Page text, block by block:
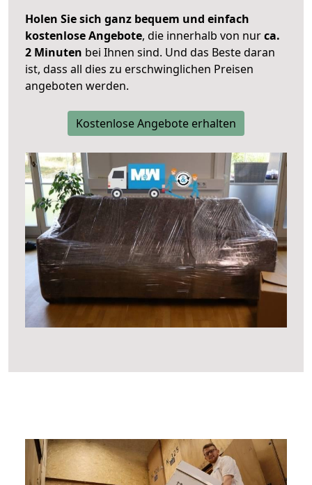
Holen Sie sich ganz bequem und einfach
kostenlose Angebote, die innerhalb von nurca.
2 Minuten bei Ihnen sind. Und das Beste daran
ist, dass all dies zu erschwinglichen Preisen
angeboten werden.
Kostenlose Angebote erhalten